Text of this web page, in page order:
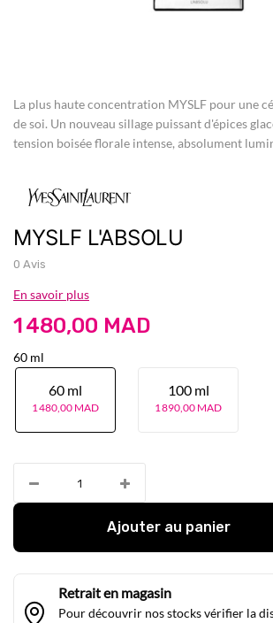
beginning
of
the
MYSLF L'ABSOLU
La plus haute concentration MYSLF pour une
de soi. Un nouveau sillage puissant d'épices
tension boisée florale intense, absolument
0 Avis
En savoir plus
1 480,00 MAD
60 ml
60 ml
1 480,00 MAD
100 ml
1 890,00 MAD
Ajouter au panier
Retrait en magasin
Pour découvrir nos stocks vérifier la